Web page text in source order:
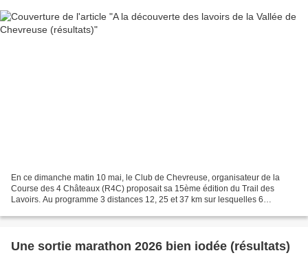
En ce dimanche matin 10 mai, le Club de Chevreuse, organisateur de la
Course des 4 Châteaux (R4C) proposait sa 15ème édition du Trail des
Lavoirs. Au programme 3 distances 12, 25 et 37 km sur lesquelles 6
Une sortie marathon 2026 bien iodée (résultats)